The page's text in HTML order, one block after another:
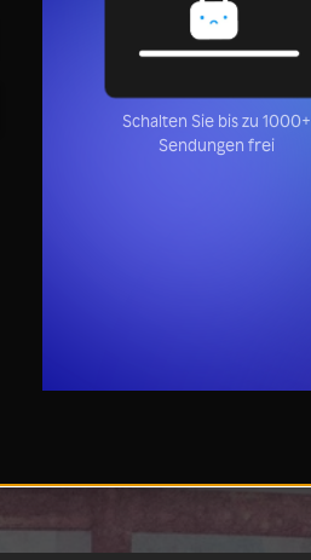
Schalten Sie bis zu 1000+
Sendungen frei